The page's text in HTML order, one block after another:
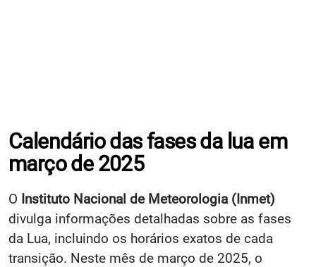
Calendário das fases da lua em
março de 2025
O Instituto Nacional de Meteorologia (Inmet)
divulga informações detalhadas sobre as fases
da Lua, incluindo os horários exatos de cada
transição. Neste mês de março de 2025, o